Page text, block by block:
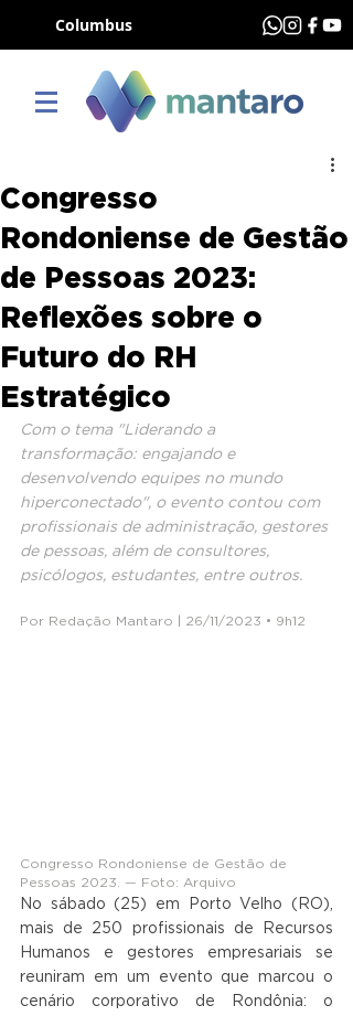
Columbus
Congresso
Rondoniense de Gestão
de Pessoas 2023:
Reflexões sobre o
Futuro do RH
Estratégico
Com o tema "Liderando a
transformação: engajando e
desenvolvendo equipes no mundo
hiperconectado", o evento contou com
profissionais de administração, gestores
de pessoas, além de consultores,
psicólogos, estudantes, entre outros.
Por Redação Mantaro | 26/11/2023 • 9h12
Congresso Rondoniense de Gestão de
Pessoas 2023. — Foto: Arquivo
No sábado (25) em Porto Velho (RO),
mais de 250 profissionais de Recursos
Humanos e gestores empresariais se
reuniram em um evento que marcou o
cenário corporativo de Rondônia: o